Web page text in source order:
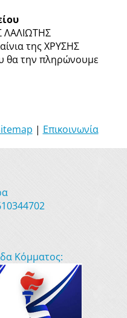
της ΧΡΥΣΗΣ
θα την πληρώνουμε
| Επικοινωνία
Κόμματος: